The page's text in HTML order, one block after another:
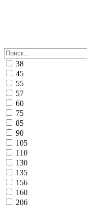
38
45
55
57
60
75
85
90
105
110
130
135
156
160
206